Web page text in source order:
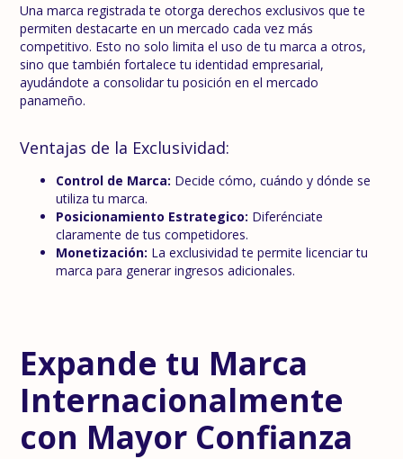
Una marca registrada te otorga derechos exclusivos que te
permiten destacarte en un mercado cada vez más
competitivo. Esto no solo limita el uso de tu marca a otros,
sino que también fortalece tu identidad empresarial,
ayudándote a consolidar tu posición en el mercado
panameño.
Ventajas de la Exclusividad:
Control de Marca: Decide cómo, cuándo y dónde se
utiliza tu marca.
Posicionamiento Estrategico: Diferénciate
claramente de tus competidores.
Monetización: La exclusividad te permite licenciar tu
marca para generar ingresos adicionales.
Expande tu Marca
Internacionalmente
con Mayor Confianza